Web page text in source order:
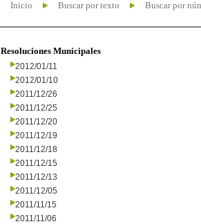
Inicio Buscar por texto Buscar por
Resoluciones Municipales
2012/01/11
2012/01/10
2011/12/26
2011/12/25
2011/12/20
2011/12/19
2011/12/18
2011/12/15
2011/12/13
2011/12/05
2011/11/15
2011/11/06